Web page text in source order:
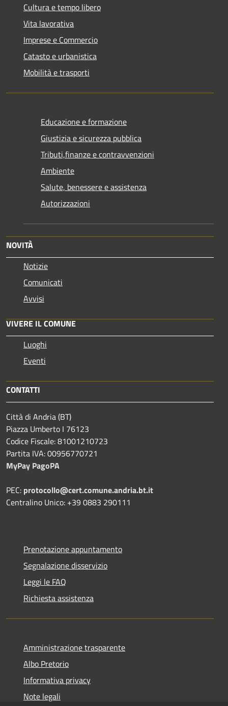
Cultura e tempo libero
Vita lavorativa
Imprese e Commercio
Catasto e urbanistica
Mobilità e trasporti
Educazione e formazione
Giustizia e sicurezza pubblica
Tributi,finanze e contravvenzioni
Ambiente
Salute, benessere e assistenza
Autorizzazioni
NOVITÀ
Notizie
Comunicati
Avvisi
VIVERE IL COMUNE
Luoghi
Eventi
CONTATTI
Città di Andria (BT)
Piazza Umberto I 76123
Codice Fiscale: 81001210723
Partita IVA: 00956770721
MyPay PagoPA
PEC: protocollo@cert.comune.andria.bt.it
Centralino Unico: +39 0883 290111
Prenotazione appuntamento
Segnalazione disservizio
Leggi le FAQ
Richiesta assistenza
Amministrazione trasparente
Albo Pretorio
Informativa privacy
Note legali